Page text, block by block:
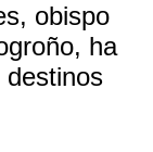
obispo
ha
destinos